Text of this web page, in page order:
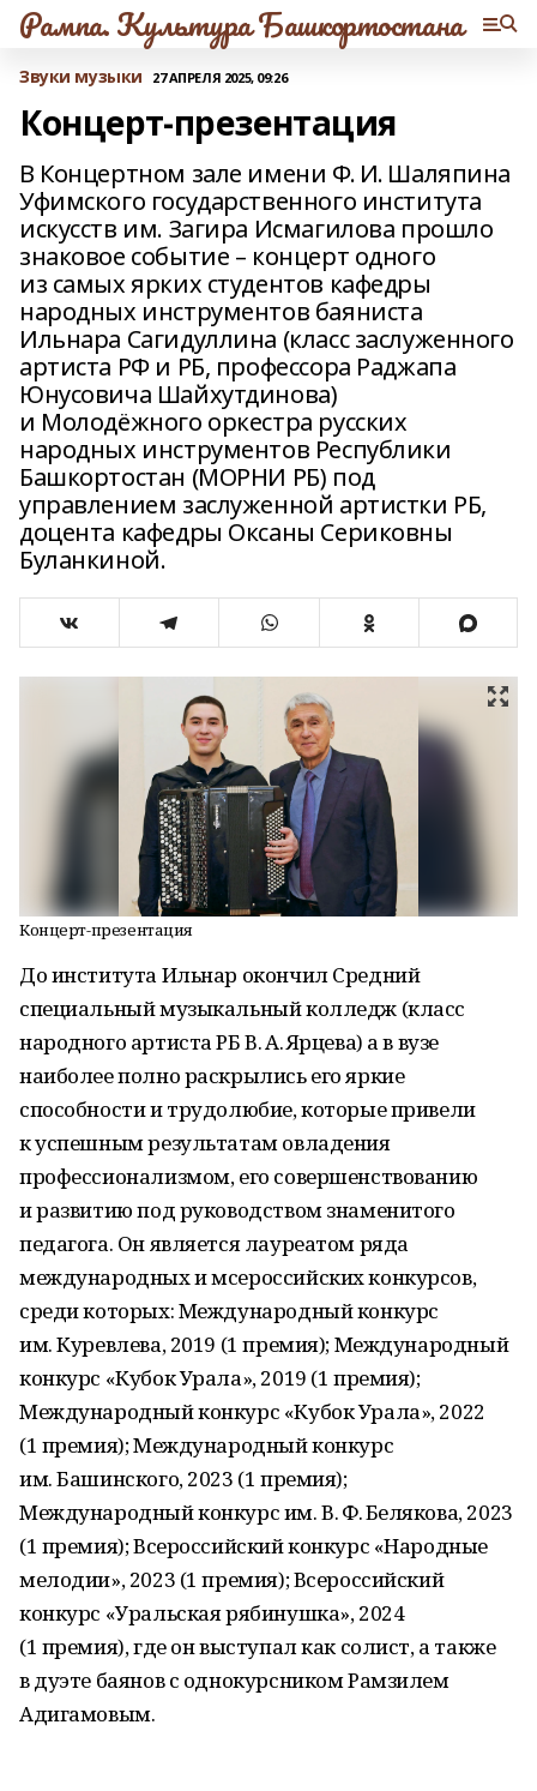
Рампа. Культура Башкортостана
Звуки музыки 27 АПРЕЛЯ 2025, 09:26
Концерт-презентация
В Концертном зале имени Ф. И. Шаляпина
Уфимского государственного института
искусств им. Загира Исмагилова прошло
знаковое событие – концерт одного
из самых ярких студентов кафедры
народных инструментов баяниста
Ильнара Сагидуллина (класс заслуженного
артиста РФ и РБ, профессора Раджапа
Юнусовича Шайхутдинова)
и Молодёжного оркестра русских
народных инструментов Республики
Башкортостан (МОРНИ РБ) под
управлением заслуженной артистки РБ,
доцента кафедры Оксаны Сериковны
Буланкиной.
Концерт-презентация
До института Ильнар окончил Средний
специальный музыкальный колледж (класс
народного артиста РБ В. А. Ярцева) а в вузе
наиболее полно раскрылись его яркие
способности и трудолюбие, которые привели
к успешным результатам овладения
профессионализмом, его совершенствованию
и развитию под руководством знаменитого
педагога. Он является лауреатом ряда
международных и мсероссийских конкурсов,
среди которых: Международный конкурс
им. Куревлева, 2019 (1 премия); Международный
конкурс «Кубок Урала», 2019 (1 премия);
Международный конкурс «Кубок Урала», 2022
(1 премия); Международный конкурс
им. Башинского, 2023 (1 премия);
Международный конкурс им. В. Ф. Белякова, 2023
(1 премия); Всероссийский конкурс «Народные
мелодии», 2023 (1 премия); Всероссийский
конкурс «Уральская рябинушка», 2024
(1 премия), где он выступал как солист, а также
в дуэте баянов с однокурсником Рамзилем
Адигамовым.